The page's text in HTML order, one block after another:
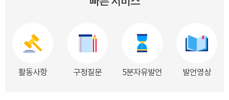
활동사항 구정질문 5분자유발언 발언영상